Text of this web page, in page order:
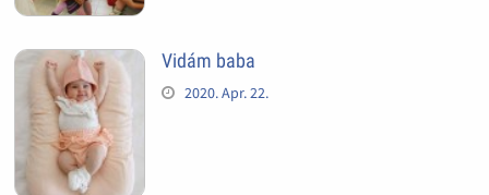
Vidám baba
2020. Apr. 22.